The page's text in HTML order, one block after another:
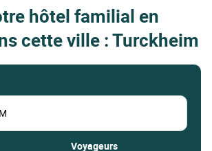
hôtel familial en
cette ville : Turckheim
Voyageurs